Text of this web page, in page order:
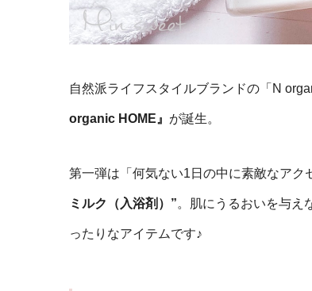
自然派ライフスタイルブランドの「N
organic HOME』 が誕生。
第一弾は「何気ない1日の中に素敵なアク
ミルク（入浴剤）”。肌にうるおいを与え
ったりなアイテムです♪